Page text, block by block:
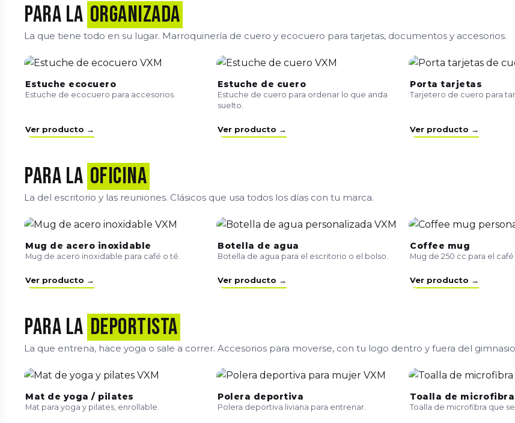
Para la organizada
La que tiene todo en su lugar. Marroquinería de cuero y ecocuero para tarjetas, documentos y accesorios.
Estuche ecocuero
Estuche de ecocuero para accesorios.
Ver producto →
Estuche de cuero
Estuche de cuero para ordenar lo que anda
suelto.
Ver producto →
Porta tarjetas
Tarjetero de cuero para
Ver producto →
Para la oficina
La del escritorio y las reuniones. Clásicos que usa todos los días con tu marca.
Mug de acero inoxidable
Mug de acero inoxidable para café o té.
Ver producto →
Botella de agua
Botella de agua para el escritorio o el bolso.
Ver producto →
Coffee mug
Mug de 250 cc para el
Ver producto →
Para la deportista
La que entrena, hace yoga o sale a correr. Accesorios para moverse, con tu logo dentro y fuera del
Mat de yoga / pilates
Mat para yoga y pilates, enrollable.
Polera deportiva
Polera deportiva liviana para entrenar.
Toalla de microfibra
Toalla de microfibra que